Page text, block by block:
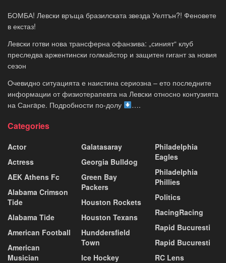
БОМБА! Левски връща бразилската звезда Уелтън?! Феновете
в екстаз!
Левски готви нова трансферна офанзива: „синият“ клуб
преследва аржентински голмайстор и защитен гигант за новия
сезон
Очевидно ситуацията е наистина сериозна – ето последните
информации от физиотерапевта на Левски относно контузията
на Сангaре. Подробности по-долу
….
Categories
Actor
Actress
AEK Athens Fc
Alabama Crimson
Tide
Alabama Tide
American Football
American
Musician
Galatasaray
Georgia Bulldog
Green Bay
Packers
Houston Rockets
Houston Texans
Hunddersfield
Town
Ice Hockey
Philadelphia
Eagles
Philadelphia
Phillies
Politics
RacingRacing
Rapid Bucuresti
Rapid Bucuresti
RC Lens